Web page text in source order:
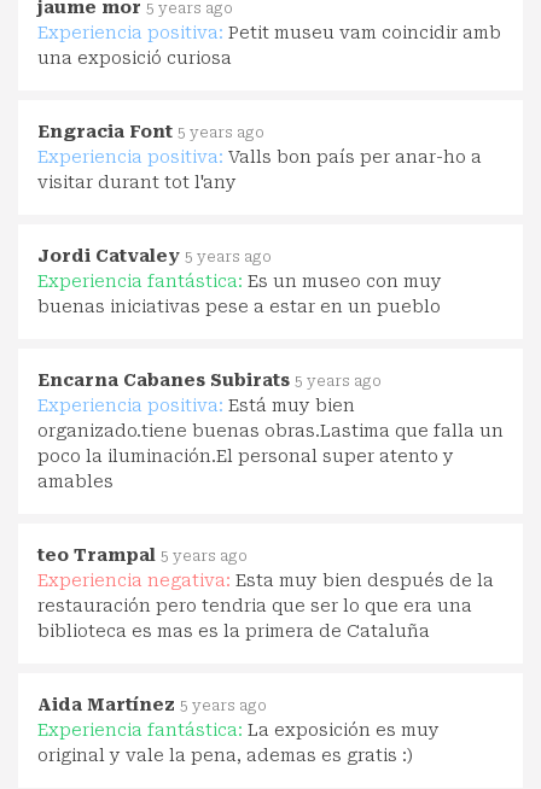
jaume mor 5 years ago
Experiencia positiva: Petit museu vam coincidir amb
una exposició curiosa
Engracia Font 5 years ago
Experiencia positiva: Valls bon país per anar-ho a
visitar durant tot l'any
Jordi Catvaley 5 years ago
Experiencia fantástica: Es un museo con muy
buenas iniciativas pese a estar en un pueblo
Encarna Cabanes Subirats 5 years ago
Experiencia positiva: Está muy bien
organizado.tiene buenas obras.Lastima que falla un
poco la iluminación.El personal super atento y
amables
teo Trampal 5 years ago
Experiencia negativa: Esta muy bien después de la
restauración pero tendria que ser lo que era una
biblioteca es mas es la primera de Cataluña
Aida Martínez 5 years ago
Experiencia fantástica: La exposición es muy
original y vale la pena, ademas es gratis :)